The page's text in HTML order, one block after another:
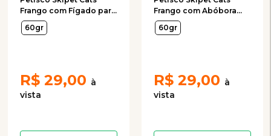
Frango com Fígado para
Gatos com 4 Unidades
de 15g
60gr
R$ 29,00
Frango com Abóbora
para Gatos com 4
Unidades de 15g
60gr
R$ 29,00